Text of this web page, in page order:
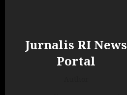
Jurnalis RI News
Portal